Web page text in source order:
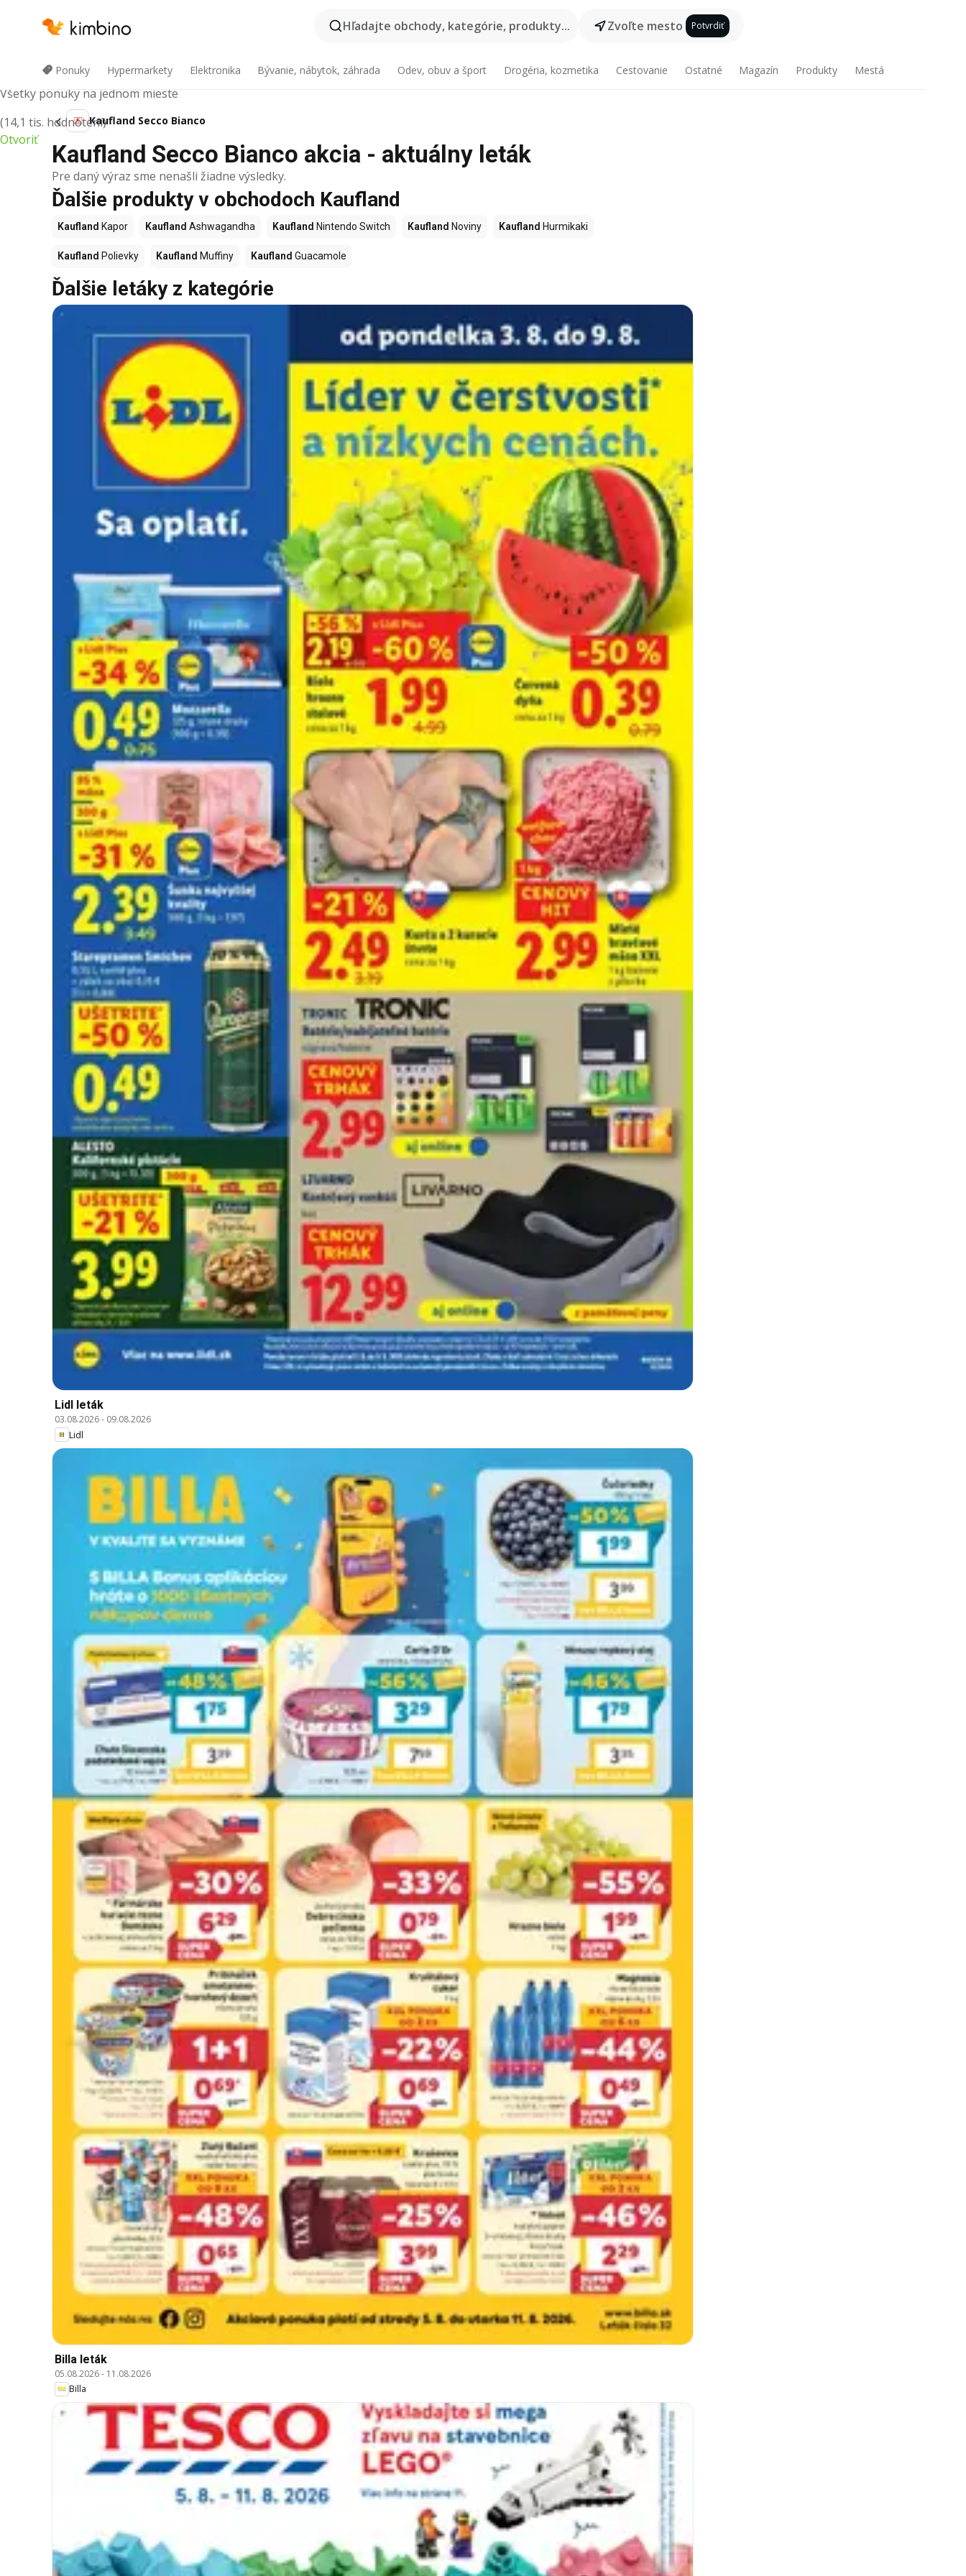
Kimbino
Všetky ponuky na jednom mieste
(14,1 tis. hodnotení)
Otvoriť
Hľadajte obchody, kategórie, produkty... Zvoľte mesto Potvrdiť
Ponuky Hypermarkety Elektronika Bývanie, nábytok, záhrada Odev, obuv a šport Drogéria, kozmetika Cestovanie Ostatné Magazín Produkty Mestá
Kaufland Secco Bianco
Kaufland Secco Bianco akcia - aktuálny leták
Pre daný výraz sme nenašli žiadne výsledky.
Ďalšie produkty v obchodoch Kaufland
Kaufland Kapor Kaufland Ashwagandha Kaufland Nintendo Switch Kaufland Noviny Kaufland Hurmikaki
Kaufland Polievky Kaufland Muffiny Kaufland Guacamole
Ďalšie letáky z kategórie
Lidl leták
03.08.2026- 09.08.2026
Lidl
Billa leták
05.08.2026- 11.08.2026
Billa